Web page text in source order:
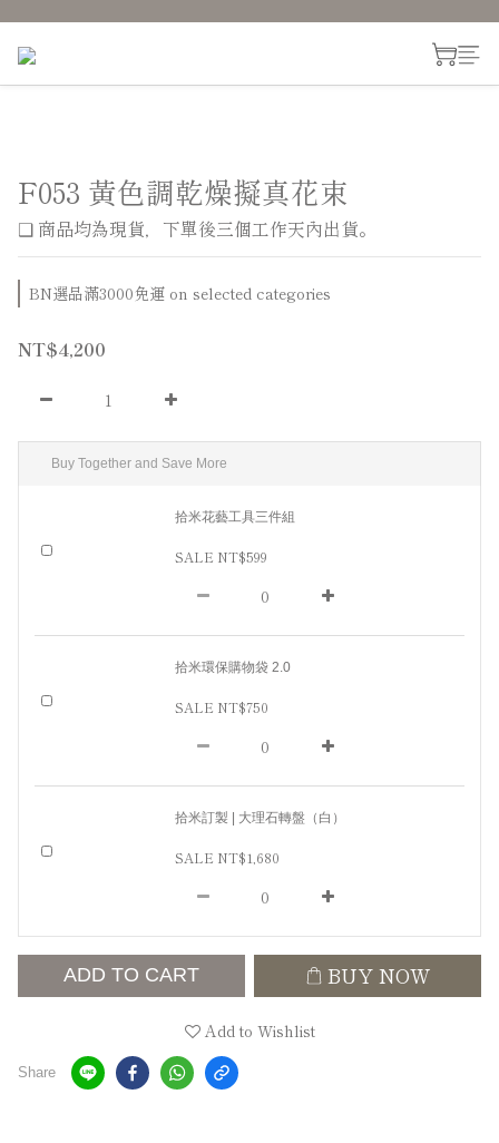
F053 黃色調乾燥擬真花束
❑ 商品均為現貨，下單後三個工作天內出貨。
BN選品滿3000免運 on selected categories
NT$4,200
Buy Together and Save More
拾米花藝工具三件組
SALE NT$599
拾米環保購物袋 2.0
SALE NT$750
拾米訂製 | 大理石轉盤（白）
SALE NT$1,680
ADD TO CART BUY NOW
Add to Wishlist
Share